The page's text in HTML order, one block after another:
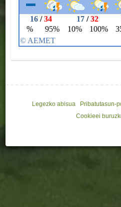
Legezko abisua Pribatutasun-
Cookieei